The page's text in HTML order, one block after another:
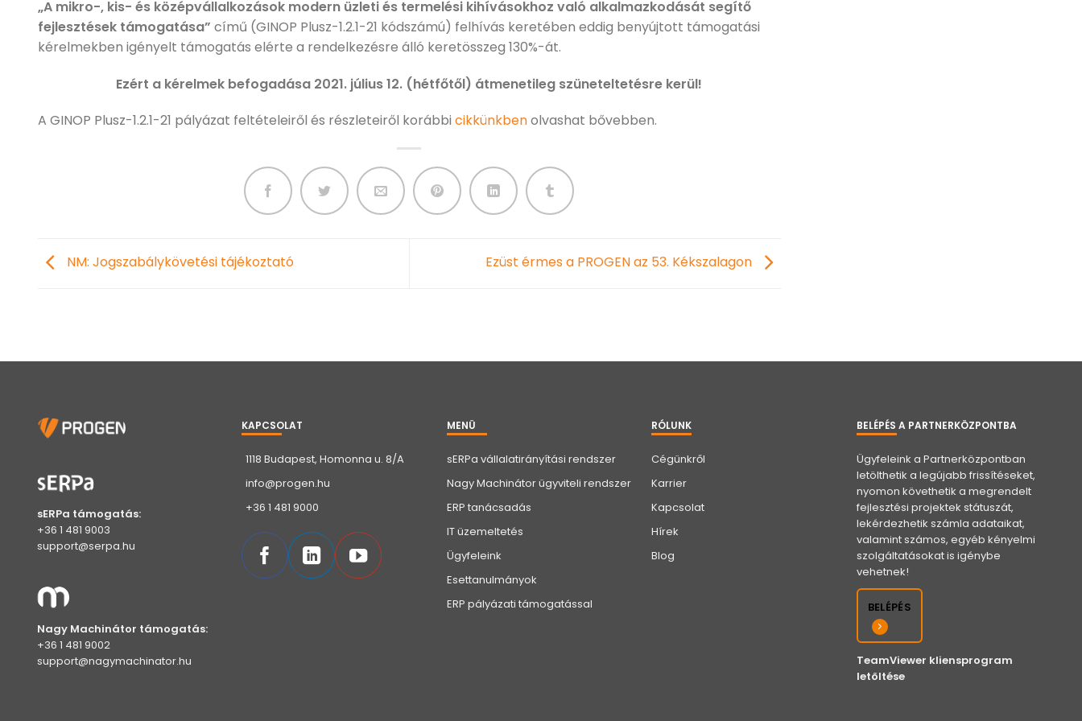
„A mikro-, kis- és középvállalkozások modern üzleti és termelési kihívásokhoz való alkalmazkodását segítő
fejlesztések támogatása” című (GINOP Plusz-1.2.1-21 kódszámú) felhívás keretében eddig benyújtott támogatási
kérelmekben igényelt támogatás elérte a rendelkezésre álló keretösszeg 130%-át.
Ezért a kérelmek befogadása 2021. július 12. (hétfőtől) átmenetileg szüneteltetésre kerül!
A GINOP Plusz-1.2.1-21 pályázat feltételeiről és részleteiről korábbi cikkünkbenolvashat bővebben.
NM: Jogszabálykövetési tájékoztató Ezüst érmes a PROGEN az 53. Kékszalagon
sERPa támogatás:
+36 1 481 9003
support@serpa.hu
Nagy Machinátor támogatás:
+36 1 481 9002
support@nagymachinator.hu
KAPCSOLAT
1118 Budapest, Homonna u. 8/A
info@progen.hu
+36 1 481 9000
MENÜ
sERPa vállalatirányítási rendszer
Nagy Machinátor ügyviteli rendszer
ERP tanácsadás
IT üzemeltetés
Ügyfeleink
Esettanulmányok
ERP pályázati támogatással
RÓLUNK
Cégünkről
Karrier
Kapcsolat
Hírek
Blog
BELÉPÉS A PARTNERKÖZPONTBA
Ügyfeleink a Partnerközpontban
letölthetik a legújabb frissítéseket,
nyomon követhetik a megrendelt
fejlesztési projektek státuszát,
lekérdezhetik számla adataikat,
valamint számos, egyéb kényelmi
szolgáltatásokat is igénybe
vehetnek!
BELÉPÉS
TeamViewer kliensprogram
letöltése